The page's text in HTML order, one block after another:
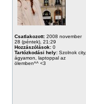
Csatlakozott: 2008 november
28 (péntek), 21:29
Hozzászólások: 0
Tartózkodási hely: Szolnok city,
ágyamon, laptoppal az
ölemben^^ <3